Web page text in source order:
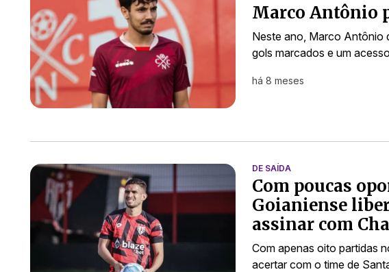
Marco Antônio
Neste ano, Marco Antônio
gols marcados e um
há 8 meses
DE SAÍDA
Com poucas
Goianiense
assinar com
Com apenas oito partidas
acertar com o time de